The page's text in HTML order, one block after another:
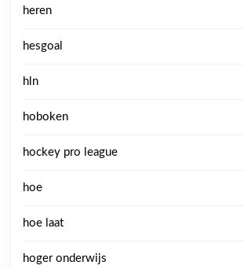
heren
hesgoal
hln
hoboken
hockey pro league
hoe
hoe laat
hoger onderwijs